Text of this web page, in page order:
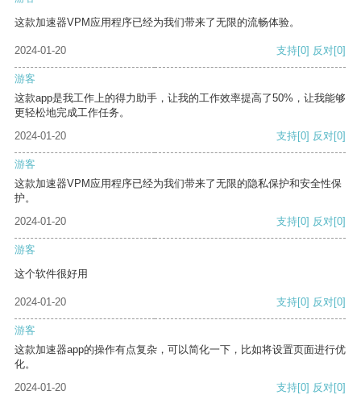
这款加速器VPM应用程序已经为我们带来了无限的流畅体验。
2024-01-20 支持[0] 反对[0]
游客
这款app是我工作上的得力助手，让我的工作效率提高了50%，让我能够
更轻松地完成工作任务。
2024-01-20
支持[0] 反对[0]
游客
这款加速器VPM应用程序已经为我们带来了无限的隐私保护和安全性保
护。
2024-01-20
支持[0] 反对[0]
游客
这个软件很好用
2024-01-20 支持[0] 反对[0]
游客
这款加速器app的操作有点复杂，可以简化一下，比如将设置页面进行优
化。
2024-01-20
支持[0] 反对[0]